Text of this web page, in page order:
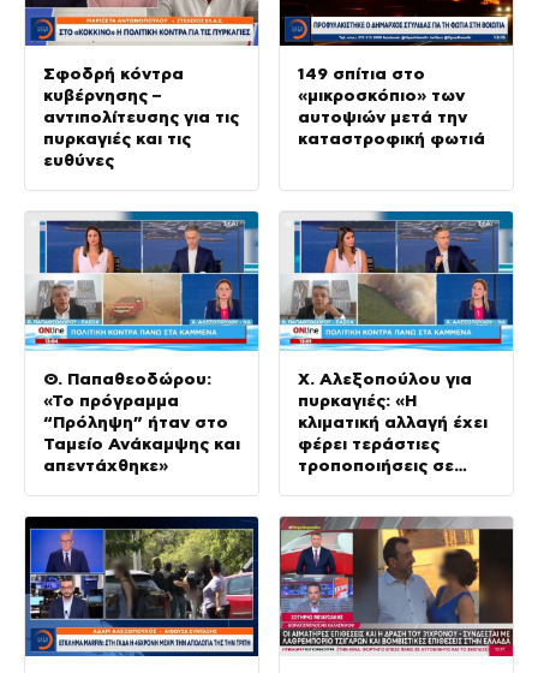
Σφοδρή κόντρα
κυβέρνησης –
αντιπολίτευσης για τις
πυρκαγιές και τις
ευθύνες
149 σπίτια στο
«μικροσκόπιο» των
αυτοψιών μετά την
καταστροφική φωτιά
Θ. Παπαθεοδώρου:
«Το πρόγραμμα
“Πρόληψη” ήταν στο
Ταμείο Ανάκαμψης και
απεντάχθηκε»
Χ. Αλεξοπούλου για
πυρκαγιές: «Η
κλιματική αλλαγή έχει
φέρει τεράστιες
τροποποιήσεις σε